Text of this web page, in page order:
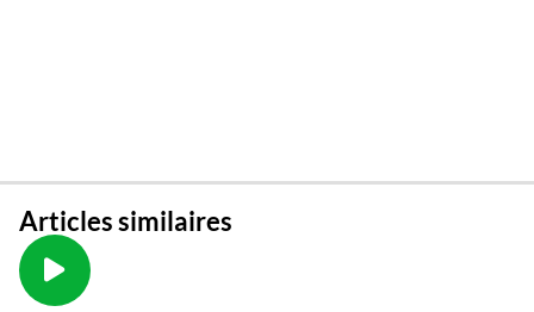
Articles similaires